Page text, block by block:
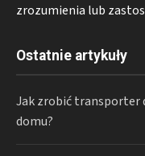
zrozumienia lub
Ostatnie artykuły
Jak zrobić transporter
domu?